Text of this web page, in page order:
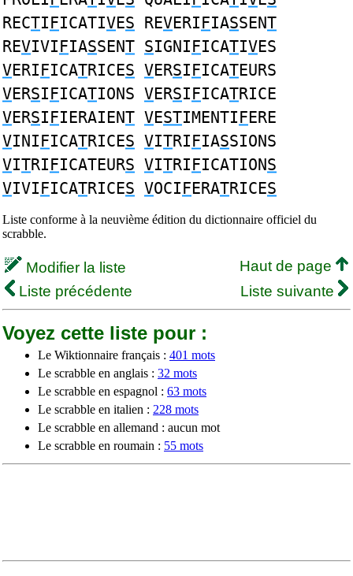
RECTIFICATIVES REVERIFIASSENT
REVIVIFIASSENT SIGNIFICATIVES
VERIFICATRICES VERSIFICATEURS
VERSIFICATIONS VERSIFICATRICE
VERSIFIERAIENT VESTIMENTIFERE
VINIFICATRICES VITRIFIASSIONS
VITRIFICATEURS VITRIFICATIONS
VIVIFICATRICES VOCIFERATRICES
Liste conforme à la neuvième édition du dictionnaire officiel du
scrabble.
Modifier la liste
Haut de page
Liste précédente
Liste suivante
Voyez cette liste pour :
Le Wiktionnaire français : 401 mots
Le scrabble en anglais : 32 mots
Le scrabble en espagnol : 63 mots
Le scrabble en italien : 228 mots
Le scrabble en allemand : aucun mot
Le scrabble en roumain : 55 mots